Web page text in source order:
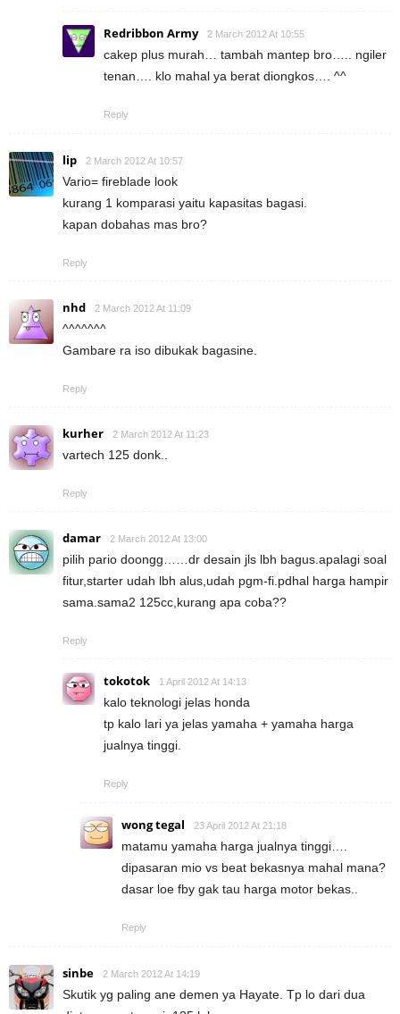
Redribbon Army 2 March 2012 At 10:55
cakep plus murah… tambah mantep bro….. ngiler
tenan…. klo mahal ya berat diongkos…. ^^
Reply
lip 2 March 2012 At 10:57
Vario= fireblade look
kurang 1 komparasi yaitu kapasitas bagasi.
kapan dobahas mas bro?
Reply
nhd 2 March 2012 At 11:09
^^^^^^^
Gambare ra iso dibukak bagasine.
Reply
kurher 2 March 2012 At 11:23
vartech 125 donk..
Reply
damar 2 March 2012 At 13:00
pilih pario doongg……dr desain jls lbh bagus.apalagi soal
fitur,starter udah lbh alus,udah pgm-fi.pdhal harga hampir
sama.sama2 125cc,kurang apa coba??
Reply
tokotok 1 April 2012 At 14:13
kalo teknologi jelas honda
tp kalo lari ya jelas yamaha + yamaha harga
jualnya tinggi.
Reply
wong tegal 23 April 2012 At 21:18
matamu yamaha harga jualnya tinggi….
dipasaran mio vs beat bekasnya mahal mana?
dasar loe fby gak tau harga motor bekas..
Reply
sinbe 2 March 2012 At 14:19
Skutik yg paling ane demen ya Hayate. Tp lo dari dua